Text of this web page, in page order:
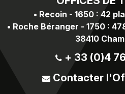
• Recoin - 1650 : 42
• Roche Béranger - 1750 :
38410
+ 33 (0)4
Contacter